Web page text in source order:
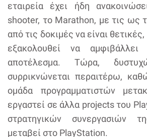
εταιρεία έχει ήδη
shooter, το Marathon, με τις ως
από τις δοκιμές να είναι
εξακολουθεί να
αποτέλεσμα. Τώρα,
συρρικνώνεται περαιτέρω,
ομάδα προγραμματιστών
εργαστεί σε άλλα projects του
στρατηγικών συνεργασιών
μεταβεί στο PlayStation.